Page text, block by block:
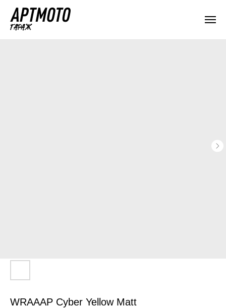
WRAAAP Cyber Yellow Matt